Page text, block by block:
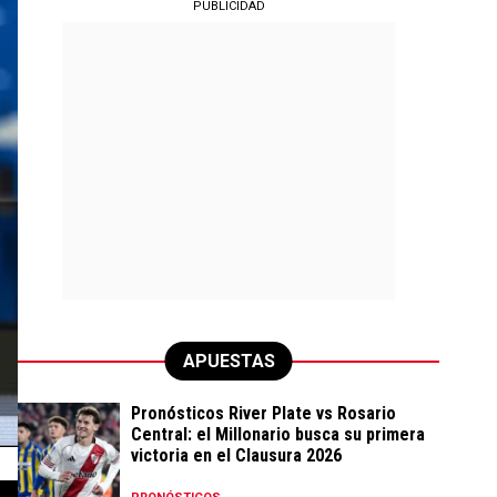
PUBLICIDAD
APUESTAS
Pronósticos River Plate vs Rosario
Central: el Millonario busca su primera
victoria en el Clausura 2026